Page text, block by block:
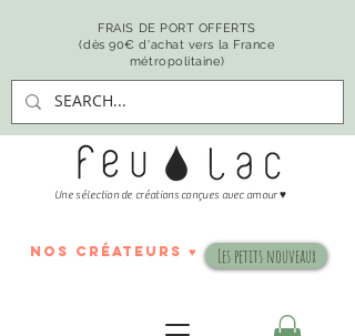
Une sélection de créations conçues avec amour♥
FRAIS DE PORT OFFERTS
(dès 90€ d'achat vers la France
métropolitaine)
nos créateurs ♥ Les petits nouveaux